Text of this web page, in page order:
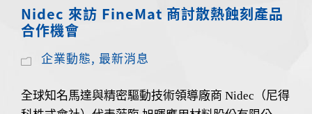
Nidec 來訪 FineMat 商討散熱蝕刻產品
合作機會
企業動態, 最新消息
全球知名馬達與精密驅動技術領導廠商 Nidec（尼得